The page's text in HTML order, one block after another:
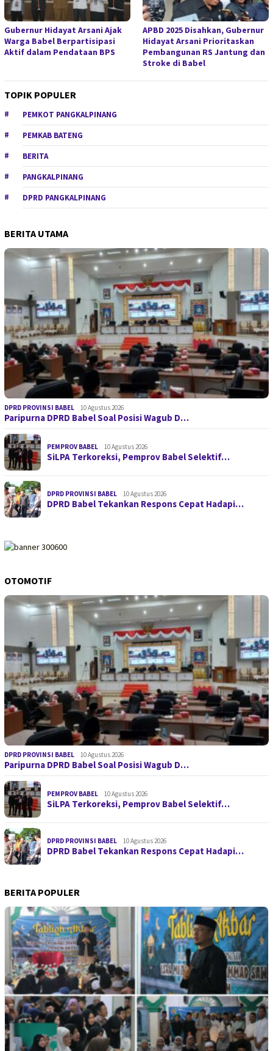
Gubernur Hidayat Arsani Ajak
Warga Babel Berpartisipasi
Aktif dalam Pendataan BPS
APBD 2025 Disahkan, Gubernur
Hidayat Arsani Prioritaskan
Pembangunan RS Jantung dan
Stroke di Babel
TOPIK POPULER
PEMKOT PANGKALPINANG
PEMKAB BATENG
BERITA
PANGKALPINANG
DPRD PANGKALPINANG
BERITA UTAMA
DPRD PROVINSI BABEL 10 Agustus 2026
Paripurna DPRD Babel Soal Posisi Wagub D…
PEMPROV BABEL 10 Agustus 2026
SiLPA Terkoreksi, Pemprov Babel Selektif…
DPRD PROVINSI BABEL 10 Agustus 2026
DPRD Babel Tekankan Respons Cepat Hadapi…
OTOMOTIF
DPRD PROVINSI BABEL 10 Agustus 2026
Paripurna DPRD Babel Soal Posisi Wagub D…
PEMPROV BABEL 10 Agustus 2026
SiLPA Terkoreksi, Pemprov Babel Selektif…
DPRD PROVINSI BABEL 10 Agustus 2026
DPRD Babel Tekankan Respons Cepat Hadapi…
BERITA POPULER